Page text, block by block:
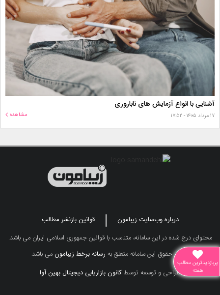
آشنایی با انواع آزمایش های ناباروری
۱۷ مرداد ۱۴۰۵ - ۱۷:۵۲ مشاهده
درباره وب‌سایت زیبامون
قوانین بازنشر مطالب
محتوای درج شده در این سامانه، متناسب با قوانین جمهوری اسلامی ایران می باشد.
تمامی حقوق این سامانه متعلق به رسانه برخط زیبامونمی باشد.
طراحی و توسعه توسطکانون بازاریابی دیجیتال بهین آوا
پربازدیدترین مطالب
هفته